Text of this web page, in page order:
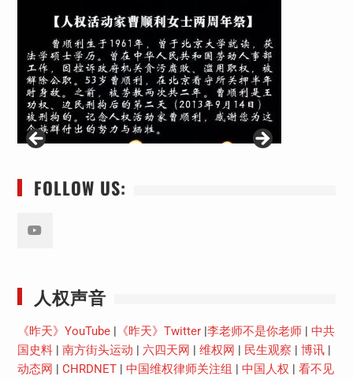
FOLLOW US:
人权声音
《昨天》YouTube| 《昨天》Twitter| 李老师不是你老师| 中共
国史料| 南方街头运动 六四天网 维权网 民生观察 博讯|
动态网
CHRDNET| 中国维权律师关注组 中国人权
看不见